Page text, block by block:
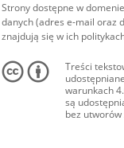
Strony dostępne w
danych (adres e-mail oraz
znajdują się w ich
Treści
warunkach
są
bez utworów